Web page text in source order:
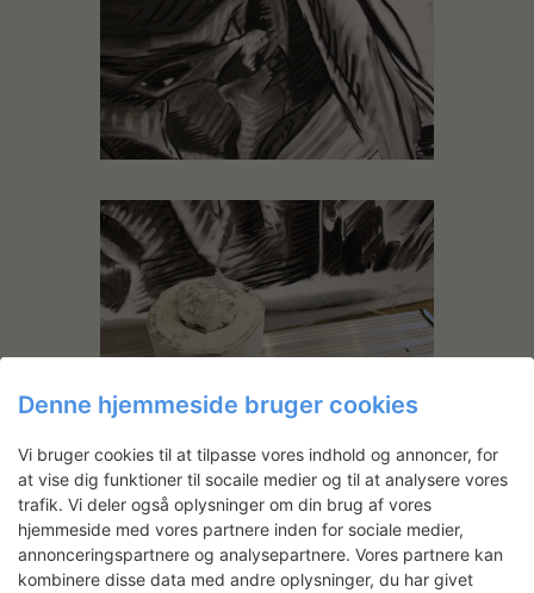
Denne hjemmeside bruger cookies
Vi bruger cookies til at tilpasse vores indhold og annoncer, for
at vise dig funktioner til socaile medier og til at analysere vores
trafik. Vi deler også oplysninger om din brug af vores
hjemmeside med vores partnere inden for sociale medier,
annonceringspartnere og analysepartnere. Vores partnere kan
kombinere disse data med andre oplysninger, du har givet